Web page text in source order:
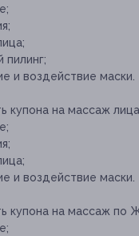
пилинг;
и воздействие маски.
купона на массаж
и воздействие маски.
купона на массаж по